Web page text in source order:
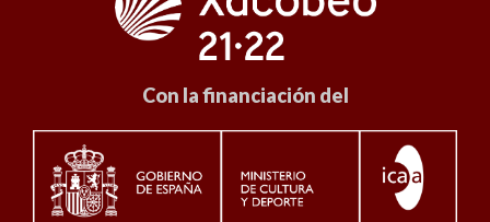
Con la financiación del